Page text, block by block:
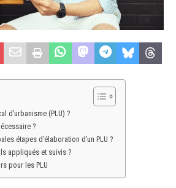
d’urbanisme (PLU) ?
?
étapes d’élaboration d’un PLU ?
appliqués et suivis ?
pour les PLU